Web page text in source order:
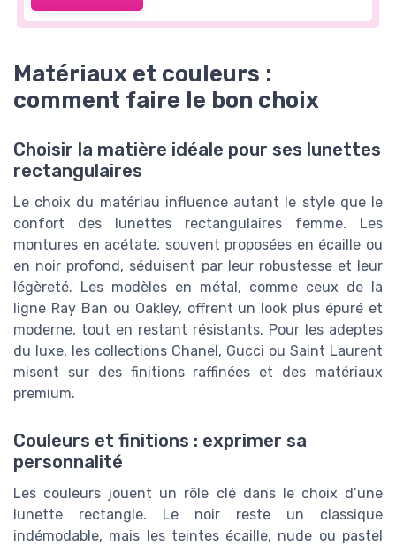
Matériaux et couleurs :
comment faire le bon choix
Choisir la matière idéale pour ses lunettes
rectangulaires
Le choix du matériau influence autant le style que le
confort des lunettes rectangulaires femme. Les
montures en acétate, souvent proposées en écaille ou
en noir profond, séduisent par leur robustesse et leur
légèreté. Les modèles en métal, comme ceux de la
ligne Ray Ban ou Oakley, offrent un look plus épuré et
moderne, tout en restant résistants. Pour les adeptes
du luxe, les collections Chanel, Gucci ou Saint Laurent
misent sur des finitions raffinées et des matériaux
premium.
Couleurs et finitions : exprimer sa
personnalité
Les couleurs jouent un rôle clé dans le choix d’une
lunette rectangle. Le noir reste un classique
indémodable, mais les teintes écaille, nude ou pastel